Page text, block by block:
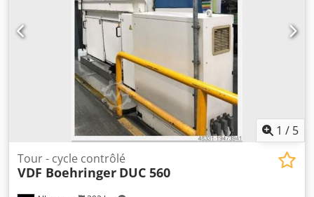
positions VDI 30 Livré avec accessoires et documentation
technique de la machine.
1 / 5
Tour - cycle contrôlé
VDF Boehringer DUC 560